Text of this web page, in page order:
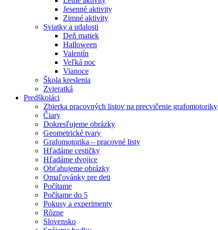
Jesenné aktivity
Zimné aktivity
Sviatky a udalosti
Deň matiek
Halloween
Valentín
Veľká noc
Vianoce
Škola kreslenia
Zvieratká
Predškoláci
Zbierka pracovných listov na precvičenie grafomotoriky
Čiary
Dokresľujeme obrázky
Geometrické tvary
Grafomotorika – pracovné listy
Hľadáme cestičky
Hľadáme dvojice
Obťahujeme obrázky
Omaľovánky pre deti
Počítame
Počítame do 5
Pokusy a experimenty
Rôzne
Slovensko